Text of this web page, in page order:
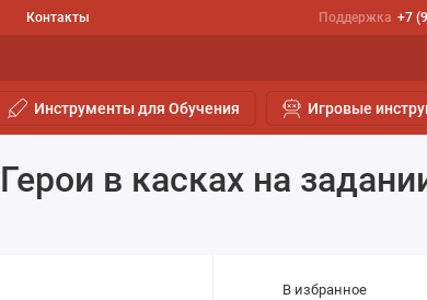
Контакты Поддержка +7
Инструменты для Обучения Игровые
в касках на
В избранное